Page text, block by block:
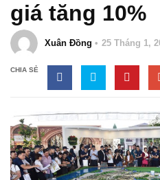
giá tăng 10%
Xuân Đồng 25 Tháng 1,
CHIA SẺ